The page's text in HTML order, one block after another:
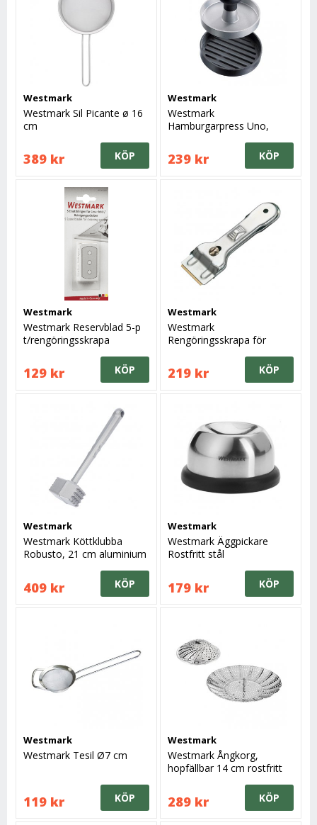
Westmark
Westmark Sil Picante ø 16
cm
389 kr KÖP
Westmark
Westmark
Hamburgarpress Uno,
239 kr KÖP
Westmark
Westmark Reservblad 5-p
t/rengöringsskrapa
129 kr KÖP
Westmark
Westmark
Rengöringsskrapa för
219 kr KÖP
Westmark
Westmark Köttklubba
Robusto, 21 cm aluminium
409 kr KÖP
Westmark
Westmark Äggpickare
Rostfritt stål
179 kr KÖP
Westmark
Westmark Tesil Ø7 cm
119 kr KÖP
Westmark
Westmark Ångkorg,
hopfällbar 14 cm rostfritt
289 kr KÖP